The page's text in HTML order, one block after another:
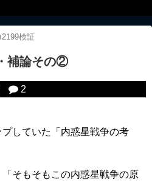
2199検証
補論その②
2
していた「内惑星戦争の考
そもそもこの内惑星戦争の原